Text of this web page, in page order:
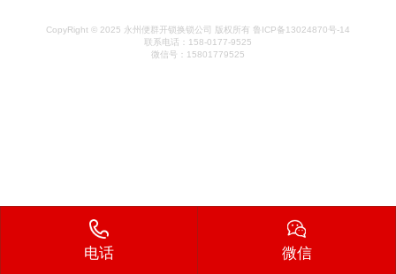
CopyRight © 2025 永州便群开锁换锁公司 版权所有 鲁ICP备13024870号-14
联系电话：158-0177-9525
微信号：15801779525
电话 微信